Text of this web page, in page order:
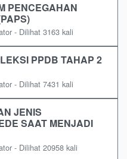
PENCEGAHAN
- Dilihat 3163 kali
PPDB TAHAP 2
- Dilihat 7431 kali
JENIS
SAAT MENJADI
- Dilihat 20958 kali